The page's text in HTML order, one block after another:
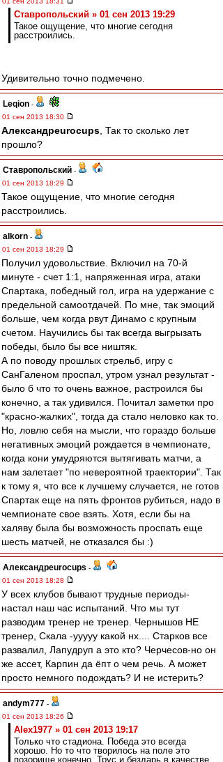
Ставропольский » 01 сен 2013 19:29
Такое ощущение, что многие сегодня
расстроились.
Удивительно точно подмечено.
Leqion -
01 сен 2013 18:30
Александрeurocups , Так то сколько лет
прошло?
Ставропольский -
01 сен 2013 18:29
Такое ощущение, что многие сегодня
расстроились.
alkorn -
01 сен 2013 18:29
Получил удовольствие. Включил на 70-й
минуте - счет 1:1, напряженная игра, атаки
Спартака, победный гол, игра на удержание с
предельной самоотдачей. По мне, так эмоций
больше, чем когда рвут Динамо с крупным
счетом. Научились бы так всегда выгрызать
победы, было бы все ништяк.
А по поводу прошлых стрельб, игру с
СанГаленом проспал, утром узнал результат -
было б что то очень важное, растроился бы
конечно, а так удивился. Почитал заметки про
"красно-жалких", тогда да стало неловко как то.
Но, ловлю себя на мысли, что гораздо больше
негативных эмоций рождается в чемпионате,
когда кони умудряются вытягивать матчи, а
нам залетает "по невероятной траектории". Так
к тому я, что все к лучшему случается, не готов
Спартак еще на пять фронтов рубиться, надо в
чемпионате свое взять. Хотя, если бы на
халяву была бы возможность проспать еще
шесть матчей, не отказался бы :)
Александрeurocups -
01 сен 2013 18:28
У всех клубов бывают трудные периоды-
настал наш час испытаний. Что мы тут
разводим тренер не тренер. Чернышов НЕ
тренер, Скала -ууууу какой нх.... Старков все
развалил, Лапудруп а это кто? Черчесов-но он
же ассет, Карпин да ёпт о чем речь. А может
просто немного подождать? И не истерить?
andym777 -
01 сен 2013 18:26
Alex1977 » 01 сен 2013 19:17
Только что стадиона. Победа это всегда
хорошо. Но то что творилось на поле это
позорище конечно. Трус и бездарь в качестве